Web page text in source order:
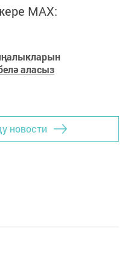
MАХ:
аласыз
новости